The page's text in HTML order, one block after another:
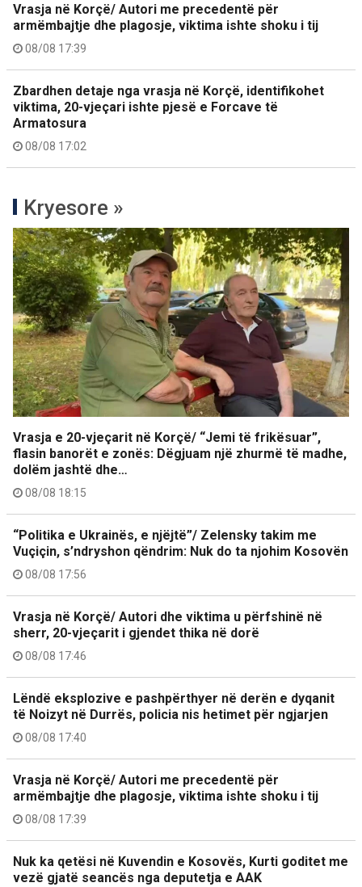
Vrasja në Korçë/ Autori me precedentë për
armëmbajtje dhe plagosje, viktima ishte shoku i tij
08/08 17:39
Zbardhen detaje nga vrasja në Korçë, identifikohet
viktima, 20-vjeçari ishte pjesë e Forcave të
Armatosura
08/08 17:02
Kryesore »
Vrasja e 20-vjeçarit në Korçë/ “Jemi të frikësuar”,
flasin banorët e zonës: Dëgjuam një zhurmë të madhe,
dolëm jashtë dhe…
08/08 18:15
“Politika e Ukrainës, e njëjtë”/ Zelensky takim me
Vuçiçin, s’ndryshon qëndrim: Nuk do ta njohim Kosovën
08/08 17:56
Vrasja në Korçë/ Autori dhe viktima u përfshinë në
sherr, 20-vjeçarit i gjendet thika në dorë
08/08 17:46
Lëndë eksplozive e pashpërthyer në derën e dyqanit
të Noizyt në Durrës, policia nis hetimet për ngjarjen
08/08 17:40
Vrasja në Korçë/ Autori me precedentë për
armëmbajtje dhe plagosje, viktima ishte shoku i tij
08/08 17:39
Nuk ka qetësi në Kuvendin e Kosovës, Kurti goditet me
vezë gjatë seancës nga deputetja e AAK